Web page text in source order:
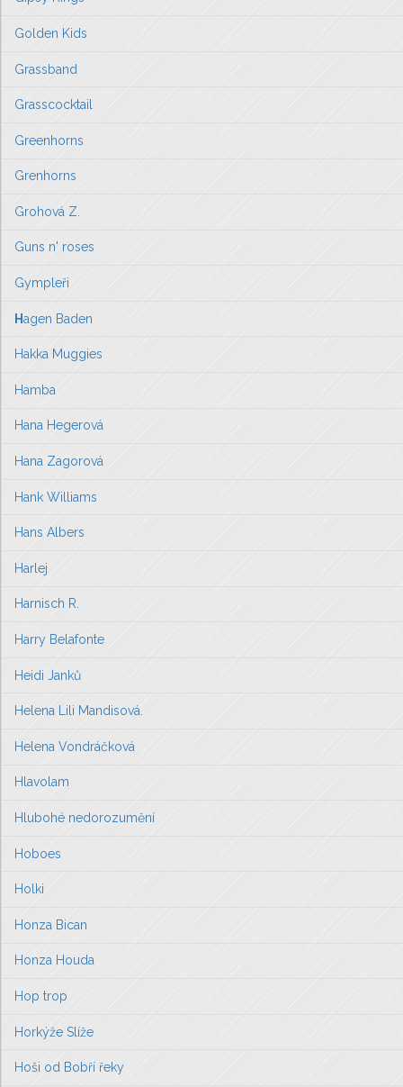
Golden Kids
Grassband
Grasscocktail
Greenhorns
Grenhorns
Grohová Z.
Guns n' roses
Gympleři
Hagen Baden
Hakka Muggies
Hamba
Hana Hegerová
Hana Zagorová
Hank Williams
Hans Albers
Harlej
Harnisch R.
Harry Belafonte
Heidi Janků
Helena Lili Mandisová.
Helena Vondráčková
Hlavolam
Hlubohé nedorozumění
Hoboes
Holki
Honza Bican
Honza Houda
Hop trop
Horkýže Slíže
Hoši od Bobří řeky